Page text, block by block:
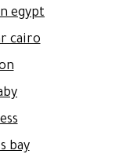
egypt
cairo
bay